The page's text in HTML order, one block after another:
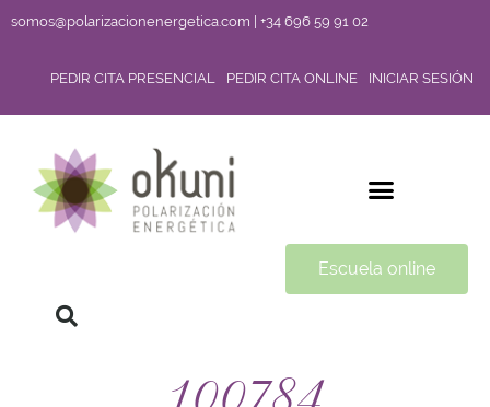
somos@polarizacionenergetica.com | +34 696 59 91 02
PEDIR CITA PRESENCIAL PEDIR CITA ONLINE INICIAR SESIÓN
Escuela online
100784